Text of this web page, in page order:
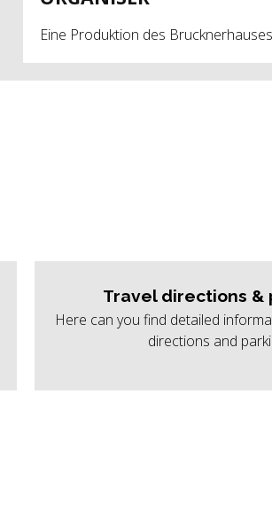
Eine Produktion des
Travel directions &
Here can you find detailed
directions and